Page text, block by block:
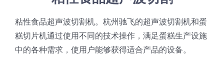
蛋糕切割机
超声波设备
粘性食品超声波切割机。杭州驰飞的超声波切割机和蛋
糕切片机通过使用不同的技术操作，满足蛋糕生产设施
中的各种需求，使用户能够获得适合产品的设备。